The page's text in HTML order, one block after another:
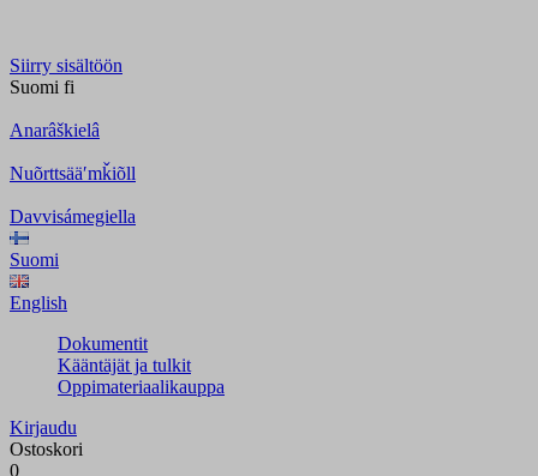
Siirry sisältöön
Suomi fi
Anarâškielâ
Nuõrttsääʹmǩiõll
Davvisámegiella
Suomi
English
Dokumentit
Kääntäjät ja tulkit
Oppimateriaalikauppa
Kirjaudu
Ostoskori
0